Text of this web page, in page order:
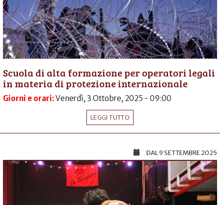
Scuola di alta formazione per operatori legali
in materia di protezione internazionale
Giorni e orari:Venerdì, 3 Ottobre, 2025 - 09:00
LEGGI TUTTO
DAL9 SETTEMBRE 2025